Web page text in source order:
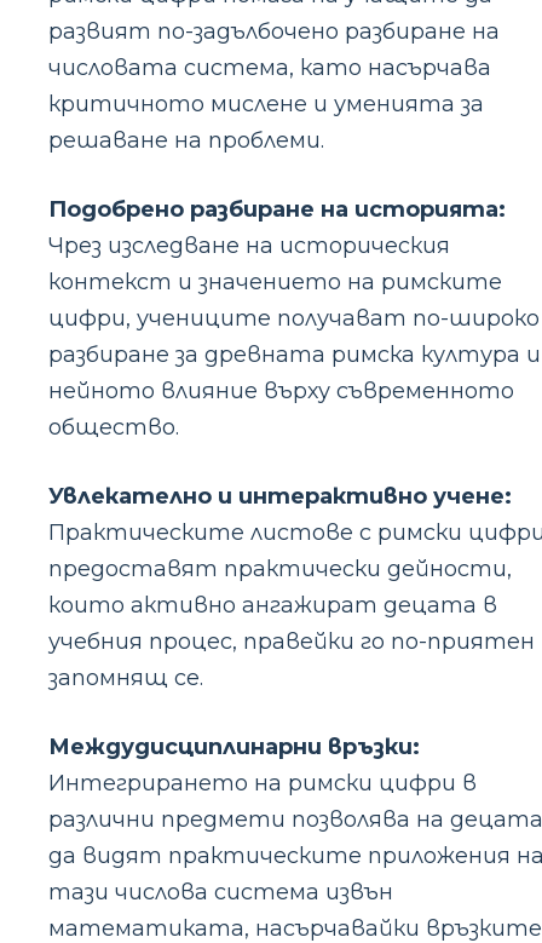
развият по-задълбочено разбиране на
числовата система, като насърчава
критичното мислене и уменията за
решаване на проблеми.
Подобрено разбиране на историята:
Чрез изследване на историческия
контекст и значението на римските
цифри, учениците получават по-широко
разбиране за древната римска култура и
нейното влияние върху съвременното
общество.
Увлекателно и интерактивно учене:
Практическите листове с римски
предоставят практически дейности,
които активно ангажират децата в
учебния процес, правейки го по-приятен
запомнящ се.
Междудисциплинарни връзки:
Интегрирането на римски цифри в
различни предмети позволява на децата
да видят практическите приложения
тази числова система извън
математиката, насърчавайки връзките